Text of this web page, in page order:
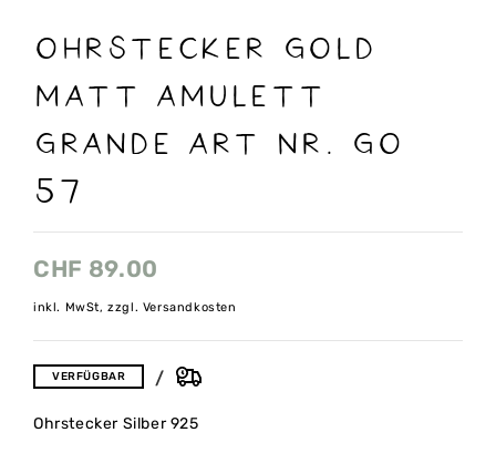
OHRSTECKER GOLD
MATT AMULETT
GRANDE ART NR. GO
57
CHF 89.00
inkl. MwSt, zzgl. Versandkosten
VERFÜGBAR
Ohrstecker Silber 925